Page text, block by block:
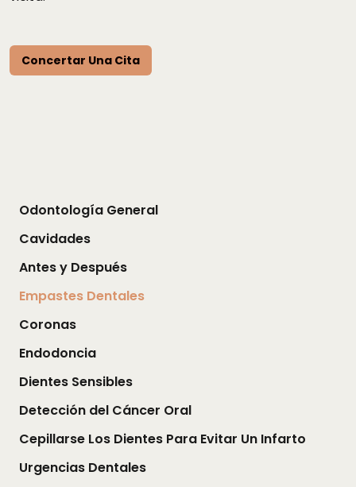
Odontología General
Cavidades
Antes y Después
Empastes Dentales
Coronas
Endodoncia
Dientes Sensibles
Detección del Cáncer Oral
Cepillarse Los Dientes Para Evitar Un Infarto
Urgencias Dentales
Concertar Una Cita